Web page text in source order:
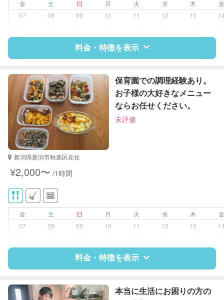
近隣買い物
家庭料理
片付け/整理整頓
金 土 日 月 火 水 木
07
08 09 10 11 12 13
料金・特徴を表示
特徴 料金 レビュー
サポートの特徴
資格 なし
対応可能/特徴
掃除（洗面所、お風呂場、お手洗
作り置き料理
早朝対応
保育園での調理経験あり。
お子様の大好きなメニュー
ならお任せください。
未評価
新潟県新潟市秋葉区在住
¥2,000〜 /1時間
金 土 日 月 火 水 木
07
08 09 10 11 12 13
料金・特徴を表示
特徴 料金 レビュー
本当に生活にお困りの方の